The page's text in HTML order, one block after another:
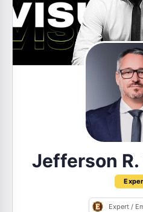
Jefferson
Expert /